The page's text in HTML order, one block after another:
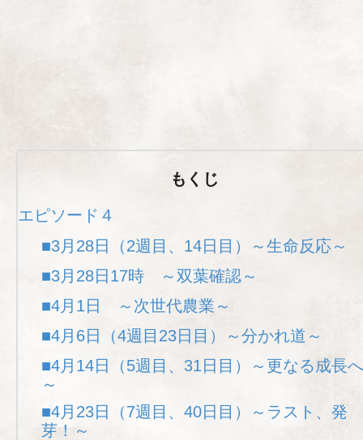
もくじ
エピソード４
■3月28日（2週目、14日目）～生命反応～
■3月28日17時 ～双葉確認～
■4月1日 ～次世代農業～
■4月6日（4週目23日目）～分かれ道～
■4月14日（5週目、31日目）～更なる成長へ
～
■4月23日（7週目、40日目）～ラスト、発
芽！～